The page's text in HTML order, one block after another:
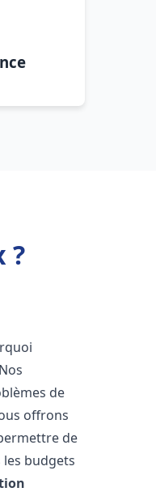
?
de
offrons
de
budgets